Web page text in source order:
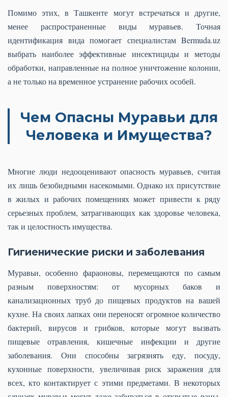
Помимо этих, в Ташкенте могут встречаться и другие,
менее распространенные виды муравьев. Точная
идентификация вида помогает специалистам Bermuda.uz
выбрать наиболее эффективные инсектициды и методы
обработки, направленные на полное уничтожение колонии,
а не только на временное устранение рабочих особей.
Чем Опасны Муравьи для
Человека и Имущества?
Многие люди недооценивают опасность муравьев, считая
их лишь безобидными насекомыми. Однако их присутствие
в жилых и рабочих помещениях может привести к ряду
серьезных проблем, затрагивающих как здоровье человека,
так и целостность имущества.
Гигиенические риски и заболевания
Муравьи, особенно фараоновы, перемещаются по самым
разным поверхностям: от мусорных баков и
канализационных труб до пищевых продуктов на вашей
кухне. На своих лапках они переносят огромное количество
бактерий, вирусов и грибков, которые могут вызвать
пищевые отравления, кишечные инфекции и другие
заболевания. Они способны загрязнять еду, посуду,
кухонные поверхности, увеличивая риск заражения для
всех, кто контактирует с этими предметами. В некоторых